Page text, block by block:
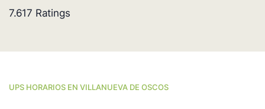
7.617 Ratings
UPS HORARIOS EN VILLANUEVA DE OSCOS